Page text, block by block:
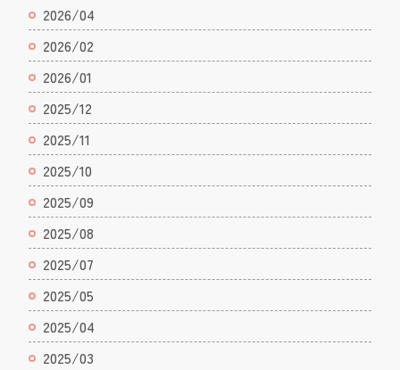
2026/04
2026/02
2026/01
2025/12
2025/11
2025/10
2025/09
2025/08
2025/07
2025/05
2025/04
2025/03